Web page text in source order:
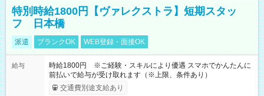
特別時給1800円【ヴァレクストラ】短期スタッ
フ 日本橋
派遣 ブランクOK WEB登録・面接OK
給与
時給1800円 ※ご経験・スキルにより優遇 スマホでかんたんに
前払いで給与が受け取れます（※上限、条件あり）
交通費別途支給あり